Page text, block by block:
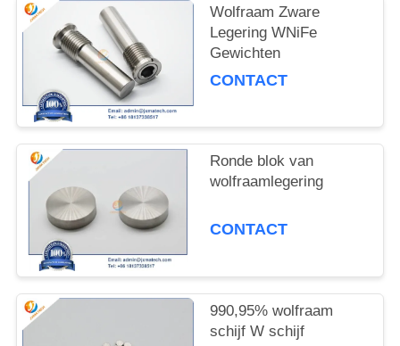
POLICY
Wolfraam Zware
Legering WNiFe
Gewichten
CONTACT
Ronde blok van
wolfraamlegering
CONTACT
990,95% wolfraam
schijf W schijf